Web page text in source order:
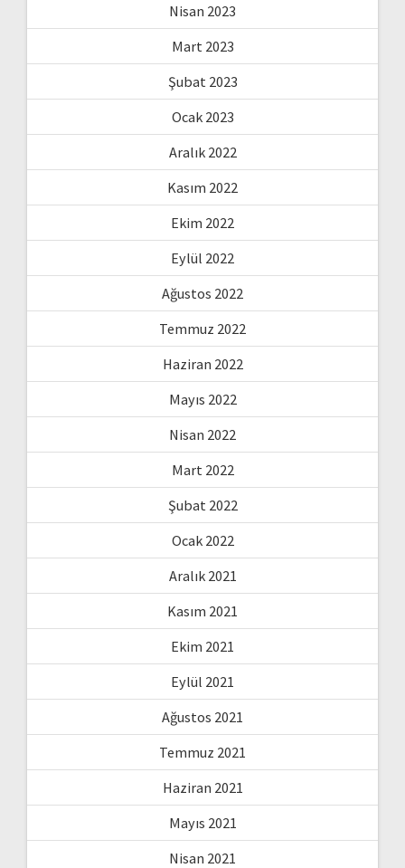
Nisan 2023
Mart 2023
Şubat 2023
Ocak 2023
Aralık 2022
Kasım 2022
Ekim 2022
Eylül 2022
Ağustos 2022
Temmuz 2022
Haziran 2022
Mayıs 2022
Nisan 2022
Mart 2022
Şubat 2022
Ocak 2022
Aralık 2021
Kasım 2021
Ekim 2021
Eylül 2021
Ağustos 2021
Temmuz 2021
Haziran 2021
Mayıs 2021
Nisan 2021